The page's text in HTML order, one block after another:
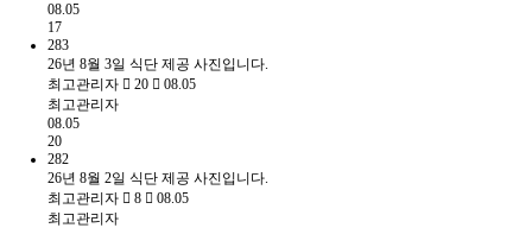
08.05
17
283
26년 8월 3일 식단 제공 사진입니다.
최고관리자
20
08.05
최고관리자
08.05
20
282
26년 8월 2일 식단 제공 사진입니다.
최고관리자
8
08.05
최고관리자